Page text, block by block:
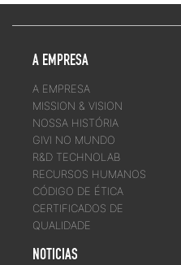
A EMPRESA
A EMPRESA
MISSION & VISION
NOSSA HISTÓRIA
GIVI NO MUNDO
R&D TECHNOLAB
RECURSOS HUMANOS
CÓDIGO DE ÉTICA
CERTIFICADOS DE
QUALIDADE
NOTICIAS